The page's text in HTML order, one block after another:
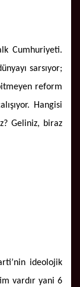
Cumhuriyeti.
sarsıyor;
reform
Hangisi
Geliniz, biraz
ideolojik
vardır yani 6